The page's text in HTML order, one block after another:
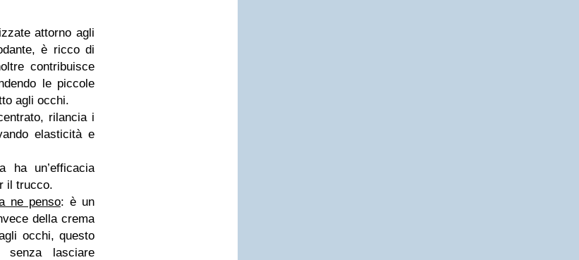
attorno agli
è ricco di
contribuisce
le piccole
agli occhi.
rilancia i
elasticità e
un’efficacia
il trucco.
ne penso: è un
della crema
occhi, questo
senza lasciare